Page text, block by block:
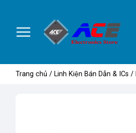
Trang chủ / Linh Kiện Bán Dẫn & ICs /